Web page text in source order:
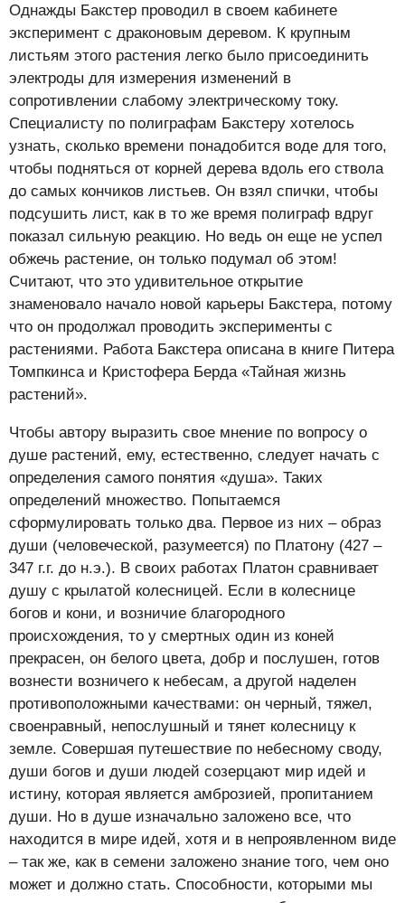
Однажды Бакстер проводил в своем кабинете
эксперимент с драконовым деревом. К крупным
листьям этого растения легко было присоединить
электроды для измерения изменений в
сопротивлении слабому электрическому току.
Специалисту по полиграфам Бакстеру хотелось
узнать, сколько времени понадобится воде для того,
чтобы подняться от корней дерева вдоль его ствола
до самых кончиков листьев. Он взял спички, чтобы
подсушить лист, как в то же время полиграф вдруг
показал сильную реакцию. Но ведь он еще не успел
обжечь растение, он только подумал об этом!
Считают, что это удивительное открытие
знаменовало начало новой карьеры Бакстера, потому
что он продолжал проводить эксперименты с
растениями. Работа Бакстера описана в книге Питера
Томпкинса и Кристофера Берда «Тайная жизнь
растений».
Чтобы автору выразить свое мнение по вопросу о
душе растений, ему, естественно, следует начать с
определения самого понятия «душа». Таких
определений множество. Попытаемся
сформулировать только два. Первое из них – образ
души (человеческой, разумеется) по Платону (427 –
347 г.г. до н.э.). В своих работах Платон сравнивает
душу с крылатой колесницей. Если в колеснице
богов и кони, и возничие благородного
происхождения, то у смертных один из коней
прекрасен, он белого цвета, добр и послушен, готов
вознести возничего к небесам, а другой наделен
противоположными качествами: он черный, тяжел,
своенравный, непослушный и тянет колесницу к
земле. Совершая путешествие по небесному своду,
души богов и души людей созерцают мир идей и
истину, которая является амброзией, пропитанием
души. Но в душе изначально заложено все, что
находится в мире идей, хотя и в непроявленном виде
– так же, как в семени заложено знание того, чем оно
может и должно стать. Способности, которыми мы